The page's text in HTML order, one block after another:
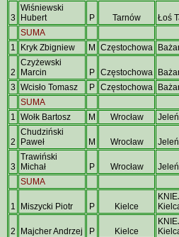
3
Wiśniewski
Hubert
P Tarnów
Łoś
SUMA
1
Kryk Zbigniew M Częstochowa
2
Czyżewski
Marcin
P Częstochowa
3 Wcisło Tomasz P Częstochowa
SUMA
1 Wołk Bartosz M Wrocław
2
Chudziński
Paweł
M Wrocław
3
Trawiński
Michał
P Wrocław
SUMA
1 Miszycki Piotr P Kielce
2 Majcher Andrzej P Kielce